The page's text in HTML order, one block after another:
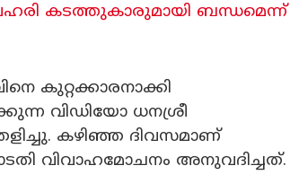
കടത്തുകാരുമായി ബന്ധമെന്ന്
കുറ്റക്കാരനാക്കി
വിഡിയോ ധനശ്രീ
കഴിഞ്ഞ ദിവസമാണ്
വിവാഹമോചനം അനുവദിച്ചത്.